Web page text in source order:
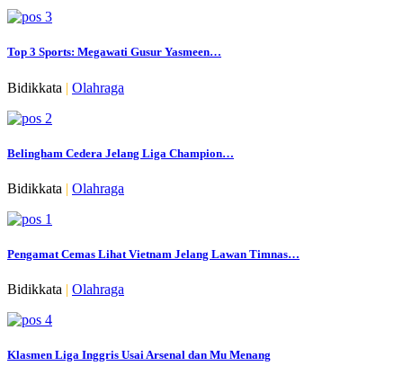
Top 3 Sports: Megawati Gusur Yasmeen…
Bidikkata | Olahraga
Belingham Cedera Jelang Liga Champion…
Bidikkata | Olahraga
Pengamat Cemas Lihat Vietnam Jelang Lawan Timnas…
Bidikkata | Olahraga
Klasmen Liga Inggris Usai Arsenal dan Mu Menang